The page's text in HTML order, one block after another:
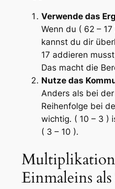
Verwende das
Wenn du ( 62 –
kannst du dir
17 addieren
Das macht die
Nutze das
Anders als bei
Reihenfolge bei
wichtig. ( 10 – 3 )
( 3 – 10 ).
Einmaleins als